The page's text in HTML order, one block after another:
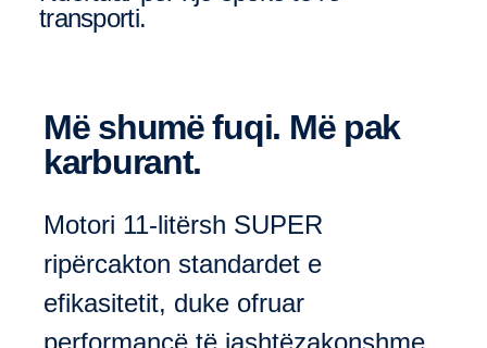
transporti.
Më shumë fuqi. Më pak
karburant.
Motori 11-litërsh SUPER
ripërcakton standardet e
efikasitetit, duke ofruar
performancë të jashtëzakonshme